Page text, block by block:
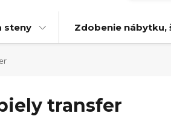
steny Zdobenie nábytku,
transfer